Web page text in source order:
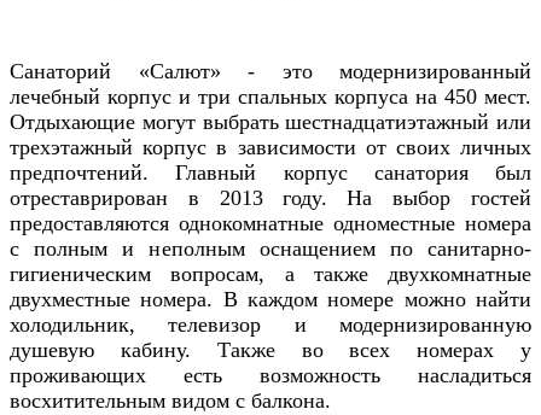
Санаторий «Салют» - это модернизированный
лечебный корпус и три спальных корпуса на 450 мест.
Отдыхающие могут выбрать шестнадцатиэтажный или
трехэтажный корпус в зависимости от своих личных
предпочтений. Главный корпус санатория был
отреставрирован в 2013 году. На выбор гостей
предоставляются однокомнатные одноместные номера
с полным и неполным оснащением по санитарно-
гигиеническим вопросам, а также двухкомнатные
двухместные номера. В каждом номере можно найти
холодильник, телевизор и модернизированную
душевую кабину. Также во всех номерах у
проживающих есть возможность насладиться
восхитительным видом с балкона.